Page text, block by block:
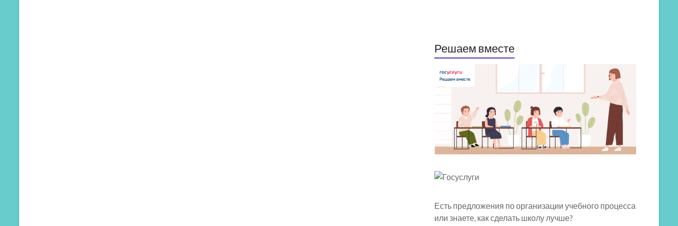
Решаем вместе
Есть предложения по организации учебного процесса
или знаете, как сделать школу лучше?